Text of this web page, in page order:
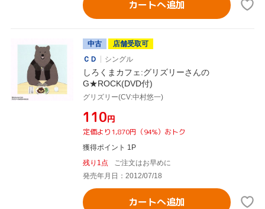
カートへ追加
中古
店舗受取可
ＣＤ
シングル
しろくまカフェ:グリズリーさんの
G★ROCK(DVD付)
グリズリー(CV:中村悠一)
¥110円
定価より1,870円（94%）おトク
獲得ポイント 1P
残り1点
ご注文はお早めに
発売年月日：2012/07/18
カートへ追加